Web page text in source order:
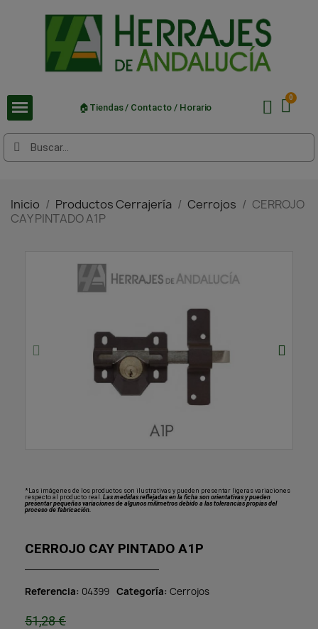
🏠Tiendas / Contacto / Horario
Inicio Productos Cerrajería Cerrojos
CERROJO
CAY PINTADO A1P
*Las imágenes de los productos son ilustrativas y pueden presentar ligeras variaciones
respecto al producto real. Las medidas reflejadas en la ficha son orientativas y pueden
presentar pequeñas variaciones de algunos milímetros debido a las tolerancias propias del
proceso de fabricación.
CERROJO CAY PINTADO A1P
Referencia 04399 Categoría Cerrojos
51,28 €